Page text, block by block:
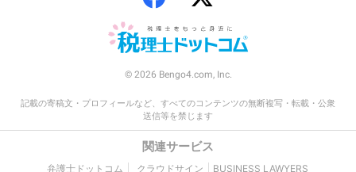
© 2026 Bengo4.com, Inc.
記載の寄稿文・プロフィールなど、すべてのコンテンツの無断複写・転載・公衆
送信等を禁じます
関連サービス
弁護士ドットコム クラウドサイン BUSINESS LAWYERS